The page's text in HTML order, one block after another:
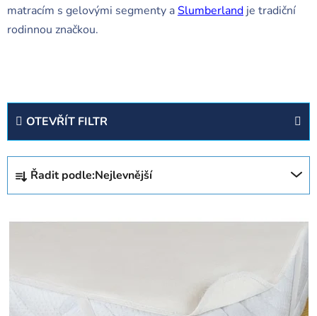
matracím s gelovými segmenty aSlumberland je tradiční
rodinnou značkou.
OTEVŘÍT FILTR
Ř
z
e
Řadit podle:Nejlevnější
V